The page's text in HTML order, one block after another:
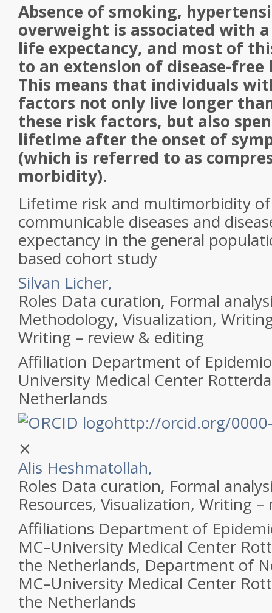
Absence of smoking,
overweight is associated with
life expectancy, and most of
to an extension of disease-free
This means that individuals
factors not only live longer
these risk factors, but also
lifetime after the onset of
(which is referred to as
morbidity).
Lifetime risk and multimorbidity
communicable diseases and
expectancy in the general
based cohort study
Silvan Licher,
Roles Data curation, Formal
Methodology, Visualization,
Writing – review & editing
Affiliation Department of
University Medical Center
Netherlands
http://orcid.org/
⨯
Alis Heshmatollah,
Roles Data curation, Formal
Resources, Visualization, Writing
Affiliations Department of
MC–University Medical Center
the Netherlands, Department of
MC–University Medical Center
the Netherlands